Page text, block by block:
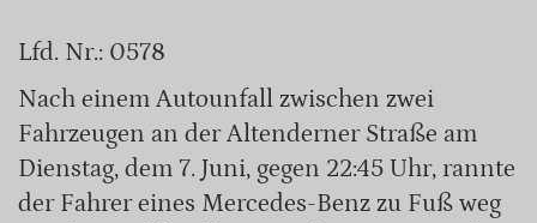
Lfd. Nr.: 0578
Nach einem Autounfall zwischen zwei
Fahrzeugen an der Altenderner Straße am
Dienstag, dem 7. Juni, gegen 22:45 Uhr, rannte
der Fahrer eines Mercedes-Benz zu Fuß weg